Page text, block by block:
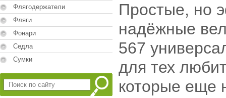
Флягодержатели
Фляги
Фонари
Седла
Сумки
Простые, но
надёжные
567
для тех
которые еще